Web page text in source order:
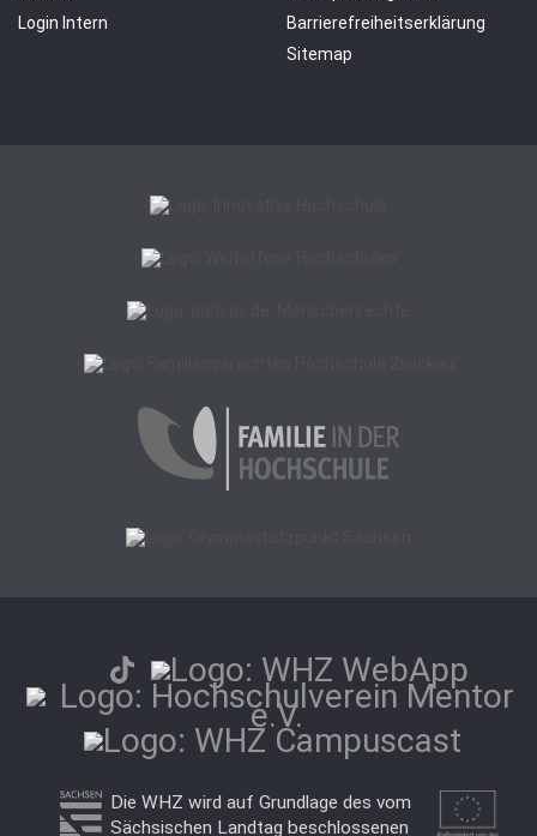
Login Intern
Barrierefreiheitserklärung
Sitemap
Die WHZ wird auf Grundlage des vom
Sächsischen Landtag beschlossenen